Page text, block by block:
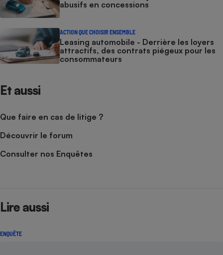
abusifs en concessions
ACTION QUE CHOISIR ENSEMBLE
Leasing automobile - Derrière les loyers
attractifs, des contrats piégeux pour les
consommateurs
Et aussi
Que faire en cas de litige ?
Découvrir le forum
Consulter nos Enquêtes
Lire aussi
ENQUÊTE